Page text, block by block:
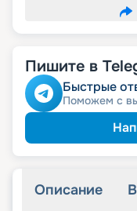
Пишите в
Быстрые
Поможем с
Описание